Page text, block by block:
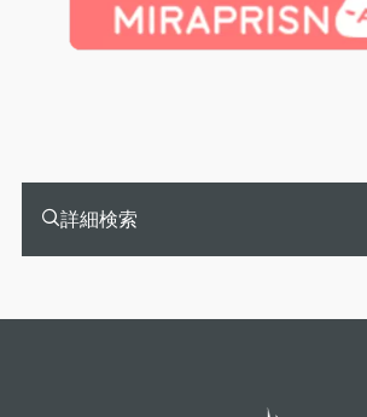
詳細検索